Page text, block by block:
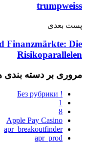
trumpweiss
پست‌ بعدی
Finanzmärkte: Die
Risikoparallelen
مروری بر دسته بندی
! Без рубрики
1
8
Apple Pay Casino
apr_breakoutfinder
apr_prod